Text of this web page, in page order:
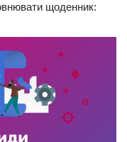
щоденник: